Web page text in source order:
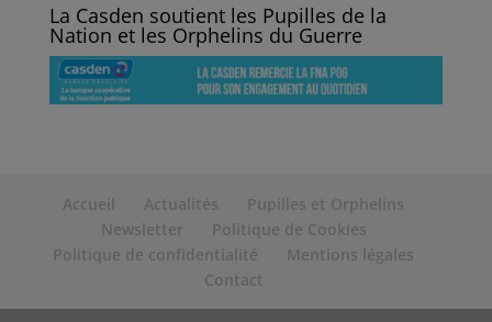
La Casden soutient les Pupilles de la
Nation et les Orphelins du Guerre
Accueil Actualités
Pupilles et Orphelins
Newsletter
Politique de Cookies
Politique de confidentialité
Mentions légales
Contact